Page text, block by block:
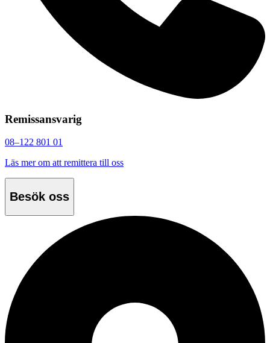
Remissansvarig
08–122 801 01
Läs mer om att remittera till oss
Besök oss